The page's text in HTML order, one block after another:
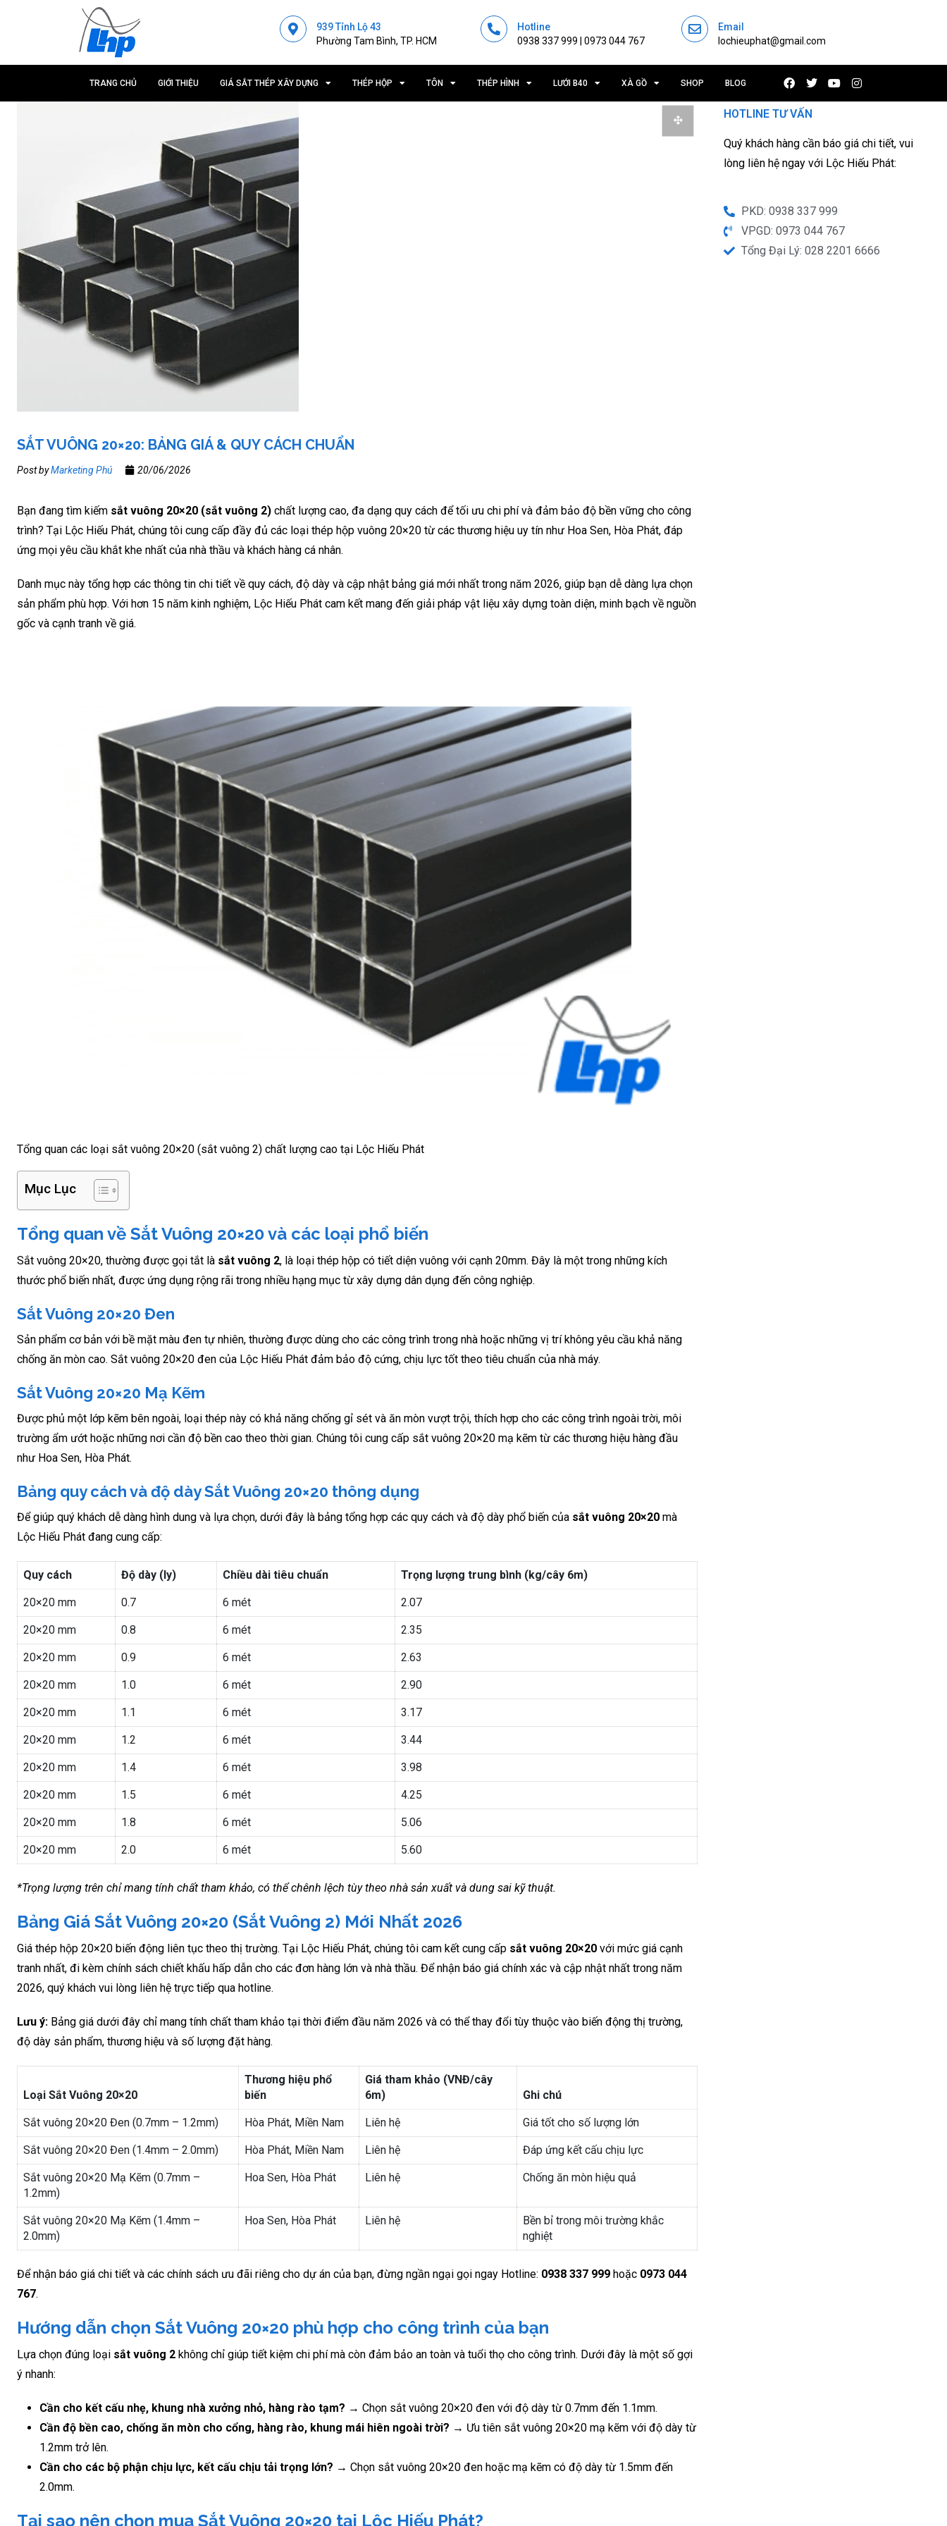
939 Tỉnh Lộ 43
Phường Tam Bình, TP. HCM
Hotline
0938 337 999 | 0973 044 767
Email
lochieuphat@gmail.com
TRANG CHỦ GIỚI THIỆU GIÁ SẮT THÉP XÂY DỰNG THÉP HỘP TÔN THÉP HÌNH LƯỚI B40 XÀ GỒ SHOP BLOG
SẮT VUÔNG 20×20: BẢNG GIÁ & QUY CÁCH CHUẨN
Post byMarketing Phú 20/06/2026
Bạn đang tìm kiếm sắt vuông 20×20 (sắt vuông 2) chất lượng cao, đa dạng quy cách để tối ưu chi phí và đảm bảo độ bền vững cho công
trình? Tại Lộc Hiếu Phát, chúng tôi cung cấp đầy đủ các loại thép hộp vuông 20×20 từ các thương hiệu uy tín như Hoa Sen, Hòa Phát, đáp
ứng mọi yêu cầu khắt khe nhất của nhà thầu và khách hàng cá nhân.
Danh mục này tổng hợp các thông tin chi tiết về quy cách, độ dày và cập nhật bảng giá mới nhất trong năm 2026, giúp bạn dễ dàng lựa chọn
sản phẩm phù hợp. Với hơn 15 năm kinh nghiệm, Lộc Hiếu Phát cam kết mang đến giải pháp vật liệu xây dựng toàn diện, minh bạch về nguồn
gốc và cạnh tranh về giá.
Tổng quan các loại sắt vuông 20×20 (sắt vuông 2) chất lượng cao tại Lộc Hiếu Phát
Mục Lục
Tổng quan về Sắt Vuông 20×20 và các loại phổ biến
Sắt vuông 20×20, thường được gọi tắt là sắt vuông 2, là loại thép hộp có tiết diện vuông với cạnh 20mm. Đây là một trong những kích
thước phổ biến nhất, được ứng dụng rộng rãi trong nhiều hạng mục từ xây dựng dân dụng đến công nghiệp.
Sắt Vuông 20×20 Đen
Sản phẩm cơ bản với bề mặt màu đen tự nhiên, thường được dùng cho các công trình trong nhà hoặc những vị trí không yêu cầu khả năng
chống ăn mòn cao. Sắt vuông 20×20 đen của Lộc Hiếu Phát đảm bảo độ cứng, chịu lực tốt theo tiêu chuẩn của nhà máy.
Sắt Vuông 20×20 Mạ Kẽm
Được phủ một lớp kẽm bên ngoài, loại thép này có khả năng chống gỉ sét và ăn mòn vượt trội, thích hợp cho các công trình ngoài trời, môi
trường ẩm ướt hoặc những nơi cần độ bền cao theo thời gian. Chúng tôi cung cấp sắt vuông 20×20 mạ kẽm từ các thương hiệu hàng đầu
như Hoa Sen, Hòa Phát.
Bảng quy cách và độ dày Sắt Vuông 20×20 thông dụng
Để giúp quý khách dễ dàng hình dung và lựa chọn, dưới đây là bảng tổng hợp các quy cách và độ dày phổ biến của sắt vuông 20×20 mà
Lộc Hiếu Phát đang cung cấp:
Quy cách Độ dày (ly) Chiều dài tiêu chuẩn Trọng lượng trung bình (kg/cây 6m)
20×20 mm 0.7 6 mét 2.07
20×20 mm 0.8 6 mét 2.35
20×20 mm 0.9 6 mét 2.63
20×20 mm 1.0 6 mét 2.90
20×20 mm 1.1 6 mét 3.17
20×20 mm 1.2 6 mét 3.44
20×20 mm 1.4 6 mét 3.98
20×20 mm 1.5 6 mét 4.25
20×20 mm 1.8 6 mét 5.06
20×20 mm 2.0 6 mét 5.60
*Trọng lượng trên chỉ mang tính chất tham khảo, có thể chênh lệch tùy theo nhà sản xuất và dung sai kỹ thuật.
Bảng Giá Sắt Vuông 20×20 (Sắt Vuông 2) Mới Nhất 2026
Giá thép hộp 20×20 biến động liên tục theo thị trường. Tại Lộc Hiếu Phát, chúng tôi cam kết cung cấp sắt vuông 20×20 với mức giá cạnh
tranh nhất, đi kèm chính sách chiết khấu hấp dẫn cho các đơn hàng lớn và nhà thầu. Để nhận báo giá chính xác và cập nhật nhất trong năm
2026, quý khách vui lòng liên hệ trực tiếp qua hotline.
Lưu ý: Bảng giá dưới đây chỉ mang tính chất tham khảo tại thời điểm đầu năm 2026 và có thể thay đổi tùy thuộc vào biến động thị trường,
độ dày sản phẩm, thương hiệu và số lượng đặt hàng.
Loại Sắt Vuông 20×20
Thương hiệu phổ
biến
Giá tham khảo (VNĐ/cây
6m)
Ghi chú
Sắt vuông 20×20 Đen (0.7mm – 1.2mm) Hòa Phát, Miền Nam Liên hệ Giá tốt cho số lượng lớn
Sắt vuông 20×20 Đen (1.4mm – 2.0mm) Hòa Phát, Miền Nam Liên hệ Đáp ứng kết cấu chịu lực
Sắt vuông 20×20 Mạ Kẽm (0.7mm –
1.2mm)
Hoa Sen, Hòa Phát Liên hệ Chống ăn mòn hiệu quả
Sắt vuông 20×20 Mạ Kẽm (1.4mm –
2.0mm)
Hoa Sen, Hòa Phát Liên hệ
Bền bỉ trong môi trường khắc
nghiệt
Để nhận báo giá chi tiết và các chính sách ưu đãi riêng cho dự án của bạn, đừng ngần ngại gọi ngay Hotline: 0938 337 999 hoặc 0973 044
767.
Hướng dẫn chọn Sắt Vuông 20×20 phù hợp cho công trình của bạn
Lựa chọn đúng loại sắt vuông 2 không chỉ giúp tiết kiệm chi phí mà còn đảm bảo an toàn và tuổi thọ cho công trình. Dưới đây là một số gợi
ý nhanh:
Cần cho kết cấu nhẹ, khung nhà xưởng nhỏ, hàng rào tạm? → Chọn sắt vuông 20×20 đen với độ dày từ 0.7mm đến 1.1mm.
Cần độ bền cao, chống ăn mòn cho cổng, hàng rào, khung mái hiên ngoài trời? → Ưu tiên sắt vuông 20×20 mạ kẽm với độ dày từ
1.2mm trở lên.
Cần cho các bộ phận chịu lực, kết cấu chịu tải trọng lớn? → Chọn sắt vuông 20×20 đen hoặc mạ kẽm có độ dày từ 1.5mm đến
2.0mm.
Tại sao nên chọn mua Sắt Vuông 20×20 tại Lộc Hiếu Phát?
HOTLINE TƯ VẤN
Quý khách hàng cần báo giá chi tiết, vui
lòng liên hệ ngay với Lộc Hiếu Phát:
PKD: 0938 337 999
VPGD: 0973 044 767
Tổng Đại Lý: 028 2201 6666